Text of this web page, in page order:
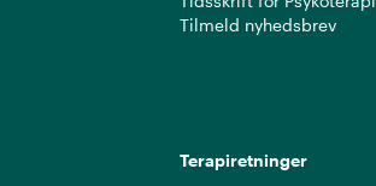
Tilmeld nyhedsbrev
Terapiretninger